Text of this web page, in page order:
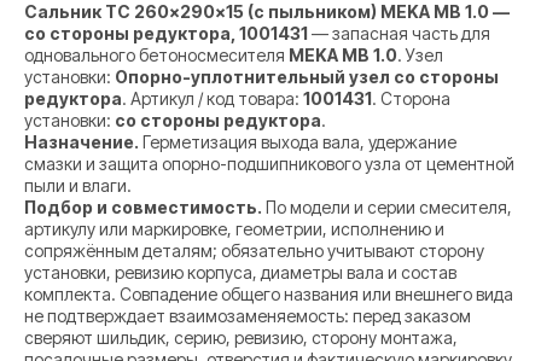
Сальник TC 260×290×15 (с пыльником) MEKA MB 1.0 —
со стороны редуктора, 1001431— запасная часть для
одновального бетоносмесителя MEKA MB 1.0. Узел
установки: Опорно-уплотнительный узел со стороны
редуктора. Артикул / код товара: 1001431. Сторона
установки: со стороны редуктора.
Назначение. Герметизация выхода вала, удержание
смазки и защита опорно-подшипникового узла от цементной
пыли и влаги.
Подбор и совместимость. По модели и серии смесителя,
артикулу или маркировке, геометрии, исполнению и
сопряжённым деталям; обязательно учитывают сторону
установки, ревизию корпуса, диаметры вала и состав
комплекта. Совпадение общего названия или внешнего вида
не подтверждает взаимозаменяемость: перед заказом
сверяют шильдик, серию, ревизию, сторону монтажа,